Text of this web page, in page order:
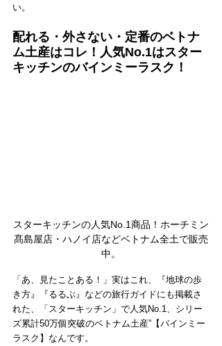
い。
配れる・外さない・定番のベトナ
ム土産はコレ！人気No.1はスター
キッチンのバインミーラスク！
スターキッチンの人気No.1商品！ホーチミン
髙島屋店・ハノイ店などベトナム全土で販売
中。
「あ、見たことある！」実はこれ、『地球の歩
き方』『るるぶ』などの旅行ガイドにも掲載さ
れた、「スターキッチン」で人気No.1、シリー
ズ累計50万個突破のベトナム土産”【バインミー
ラスク】なんです。